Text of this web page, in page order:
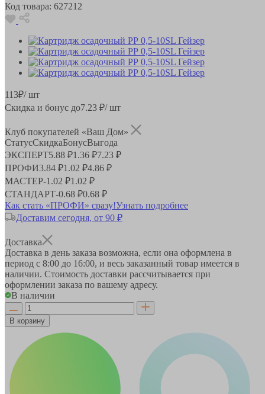
Код товара: 627212
113₽/ шт
Скидка и бонус до7.23 ₽/ шт
Клуб покупателей «Ваш Дом»
СтатусСкидкаБонусВыгода
ЭКСПЕРТ5.88 ₽1.36 ₽7.23 ₽
ПРОФИ3.84 ₽1.02 ₽4.86 ₽
МАСТЕР-1.02 ₽1.02 ₽
СТАНДАРТ-0.68 ₽0.68 ₽
Как стать «ПРОФИ» сразу!Узнать подробнее
Доставим сегодня, от 90 ₽
Доставка
Доставка в день заказа возможна, если она оформлена в
период с 8:00 до 16:00, и весь заказанный товар имеется в
наличии. Стоимость доставки рассчитывается при
оформлении заказа по вашему адресу.
В наличии
В корзину